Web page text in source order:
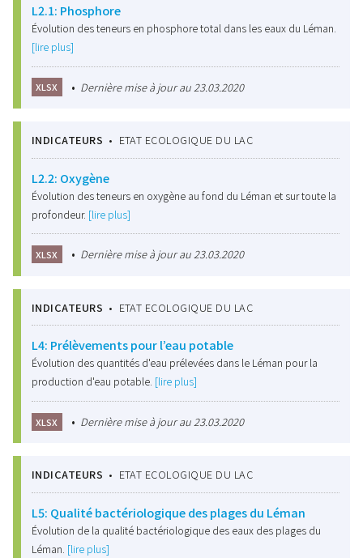
L2.1: Phosphore
Évolution des teneurs en phosphore total dans les eaux du Léman.
[lire plus]
XLSX • Dernière mise à jour au 23.03.2020
INDICATEURS • ETAT ECOLOGIQUE DU LAC
L2.2: Oxygène
Évolution des teneurs en oxygène au fond du Léman et sur toute la
profondeur. [lire plus]
XLSX • Dernière mise à jour au 23.03.2020
INDICATEURS • ETAT ECOLOGIQUE DU LAC
L4: Prélèvements pour l’eau potable
Évolution des quantités d'eau prélevées dans le Léman pour la
production d'eau potable. [lire plus]
XLSX • Dernière mise à jour au 23.03.2020
INDICATEURS • ETAT ECOLOGIQUE DU LAC
L5: Qualité bactériologique des plages du Léman
Évolution de la qualité bactériologique des eaux des plages du
Léman. [lire plus]